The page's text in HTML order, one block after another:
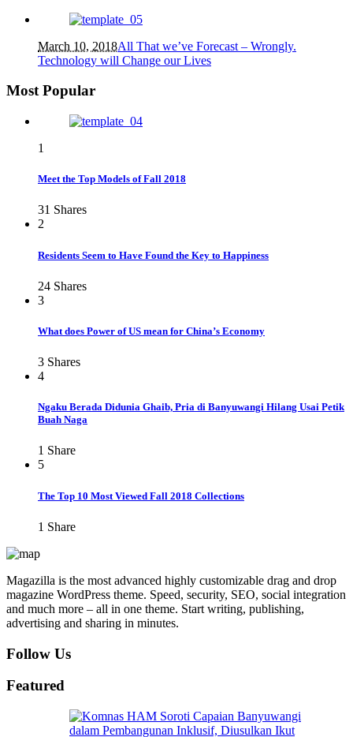
March 10, 2018All That we’ve Forecast – Wrongly.
Technology will Change our Lives
Most Popular
1
Meet the Top Models of Fall 2018
31 Shares
2
Residents Seem to Have Found the Key to Happiness
24 Shares
3
What does Power of US mean for China’s Economy
3 Shares
4
Ngaku Berada Didunia Ghaib, Pria di Banyuwangi Hilang Usai Petik
Buah Naga
1 Share
5
The Top 10 Most Viewed Fall 2018 Collections
1 Share
Magazilla is the most advanced highly customizable drag and drop
magazine WordPress theme. Speed, security, SEO, social integration
and much more – all in one theme. Start writing, publishing,
advertising and sharing in minutes.
Follow Us
Featured